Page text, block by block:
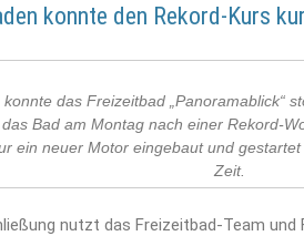
konnte den Rekord-Kurs
das Freizeitbad „Panoramablick“
Bad am Montag nach einer Rekord-
ein neuer Motor eingebaut und
Zeit.
nutzt das Freizeitbad-Team